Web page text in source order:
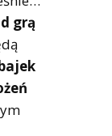
grą